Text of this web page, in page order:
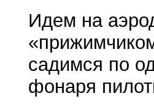
Идем на
садимся по
фонаря